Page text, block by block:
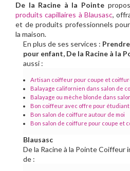
De la Racine à la Pointe
produits capillaires à Blausasc,
et de produits professionnels
la maison.
En plus de ses services :
pour enfant, De la Racine à la
aussi :
Artisan coiffeur pour coupe et
Balayage californien dans salon de
Balayage ou mèche blonde dans
Bon coiffeur avec offre pour étudiant
Bon salon de coiffure autour de moi
Bon salon de coiffure pour coupe et
Blausasc
De la Racine à la Pointe
de :